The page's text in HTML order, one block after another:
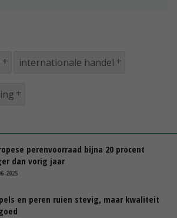
internationale handel
perenvoorraad bijna 20 procent
dan vorig jaar
2025
en peren ruien stevig, maar kwaliteit